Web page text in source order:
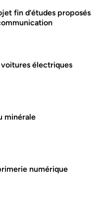
fin d’études proposés
électriques
minérale
numérique